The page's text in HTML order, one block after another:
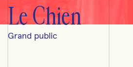
Le Chien
Grand public